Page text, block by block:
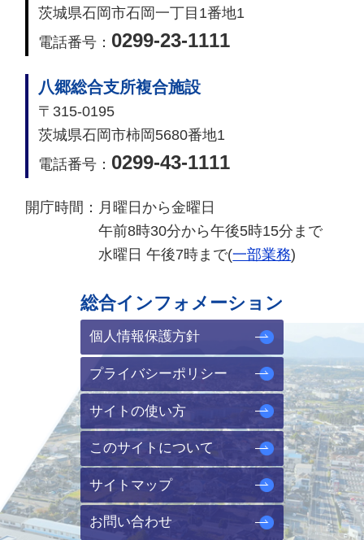
茨城県石岡市石岡一丁目1番地1
電話番号： 0299-23-1111
八郷総合支所複合施設
〒315-0195
茨城県石岡市柿岡5680番地1
電話番号： 0299-43-1111
開庁時間： 月曜日から金曜日
午前8時30分から午後5時15分まで
水曜日 午後7時まで(一部業務)
総合インフォメーション
個人情報保護方針
プライバシーポリシー
サイトの使い方
このサイトについて
サイトマップ
お問い合わせ